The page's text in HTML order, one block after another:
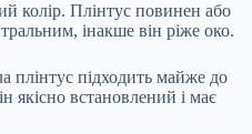
колір. Плінтус повинен або
інакше він ріже око.
плінтус підходить майже до
якісно встановлений і має